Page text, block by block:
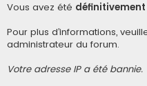
Vous avez été définitivement
Pour plus d’informations,
administrateur du forum.
Votre adresse IP a été bannie.